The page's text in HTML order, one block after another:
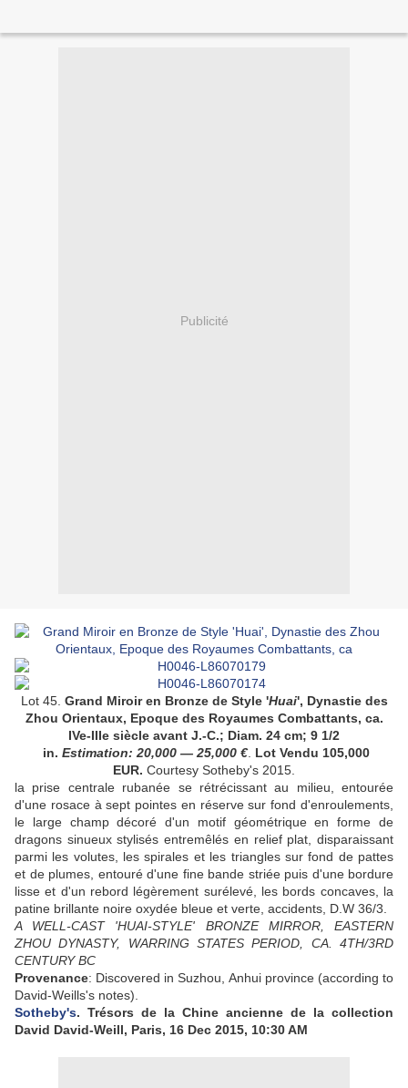
Publicité
Lot 45. Grand Miroir en Bronze de Style 'Huai', Dynastie des
Zhou Orientaux, Epoque des Royaumes Combattants, ca.
IVe-IIIe siècle avant J.-C.; Diam. 24 cm; 9 1/2
in. Estimation: 20,000— 25,000€. Lot Vendu 105,000
EUR. Courtesy Sotheby's 2015.
la prise centrale rubanée se rétrécissant au milieu, entourée
d'une rosace à sept pointes en réserve sur fond d'enroulements,
le large champ décoré d'un motif géométrique en forme de
dragons sinueux stylisés entremêlés en relief plat, disparaissant
parmi les volutes, les spirales et les triangles sur fond de pattes
et de plumes, entouré d'une fine bande striée puis d'une bordure
lisse et d'un rebord légèrement surélevé, les bords concaves, la
patine brillante noire oxydée bleue et verte, accidents, D.W 36/3.
A WELL-CAST 'HUAI-STYLE' BRONZE MIRROR, EASTERN
ZHOU DYNASTY, WARRING STATES PERIOD, CA. 4TH/3RD
CENTURY BC
Provenance: Discovered in Suzhou, Anhui province (according to
David-Weills's notes).
Sotheby's. Trésors de la Chine ancienne de la collection
David David-Weill, Paris, 16 Dec 2015, 10:30 AM